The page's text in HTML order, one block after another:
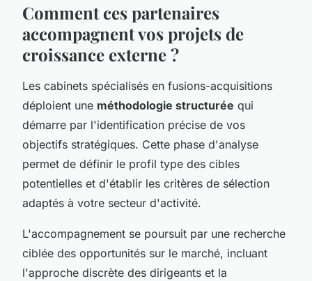
Comment ces partenaires
accompagnent vos projets de
croissance externe ?
Les cabinets spécialisés en fusions-acquisitions
déploient une méthodologie structurée qui
démarre par l'identification précise de vos
objectifs stratégiques. Cette phase d'analyse
permet de définir le profil type des cibles
potentielles et d'établir les critères de sélection
adaptés à votre secteur d'activité.
L'accompagnement se poursuit par une recherche
ciblée des opportunités sur le marché, incluant
l'approche discrète des dirigeants et la